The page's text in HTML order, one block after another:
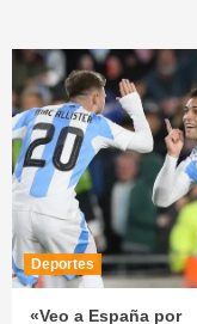
Deportes
«Veo a España por